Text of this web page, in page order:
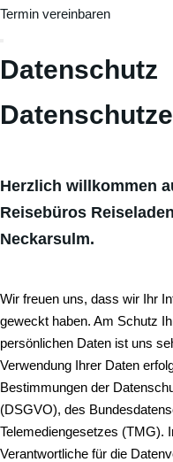
Termin vereinbaren
Datenschutz
Herzlich willkommen
Reisebüros
Neckarsulm.
Wir freuen uns, dass wir Ihr
geweckt haben. Am Schutz
persönlichen Daten ist uns
Verwendung Ihrer Daten
Bestimmungen der
(DSGVO), des
Telemediengesetzes (TMG).
Verantwortliche für die